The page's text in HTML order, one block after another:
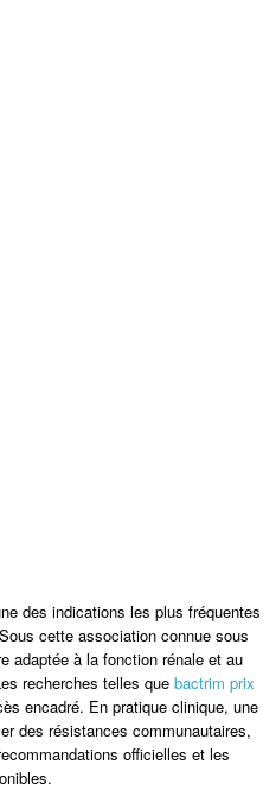
des indications les plus fréquentes
cette association connue sous
adaptée à la fonction rénale et au
recherches telles que bactrim prix
encadré. En pratique clinique, une
des résistances communautaires,
officielles et les